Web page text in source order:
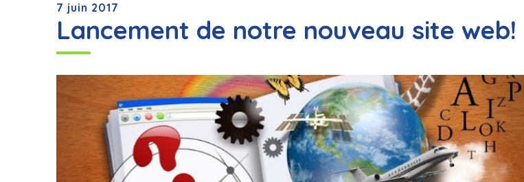
7 juin 2017
Lancement de notre nouveau site web!